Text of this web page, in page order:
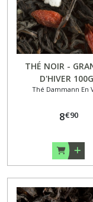
THÉ NOIR -
D'HIVER
Thé Dammann En
8€90